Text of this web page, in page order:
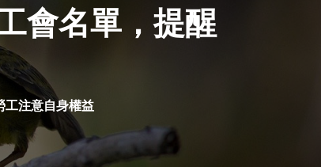
會名單，提醒
工注意自身權益